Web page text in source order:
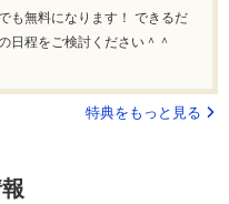
も無料になります！ できるだ
日程をご検討ください＾＾
特典をもっと見る